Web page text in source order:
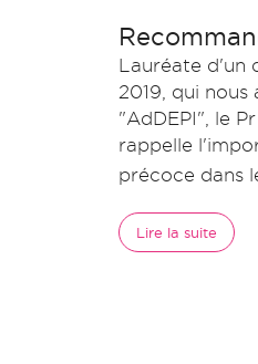
Lauréate d'un
2019, qui
"AdDEPI", le
rappelle
précoce dans
Lire la suite